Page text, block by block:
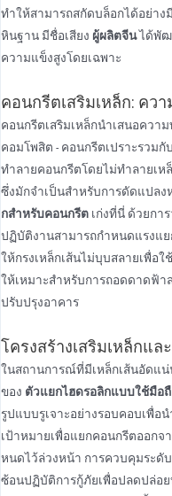
ทําให้สามารถสกัดบล็อกได้อย่า
หินฐาน มีชื่อเสียง ผู้ผลิตจีนได้พัฒ
ความแข็งสูงโดยเฉพาะ
คอนกรีตเสริมเหล็ก: คว
คอนกรีตเสริมเหล็กนําเสนอควา
คอมโพสิต - คอนกรีตเปราะรวมกั
ทําลายคอนกรีตโดยไม่ทําลายเห
ซึ่งมักจําเป็นสําหรับการดัดแปล
กสําหรับคอนกรีต เก่งที่นี่ ด้วยกา
ปฏิบัติงานสามารถกําหนดแรงแ
ให้กรงเหล็กเส้นไม่บุบสลายเพื่อ
ให้เหมาะสําหรับการถอดดาดฟ้า
ปรับปรุงอาคาร
โครงสร้างเสริมเหล็กแ
ในสถานการณ์ที่มีเหล็กเส้นอัดแ
ของ ตัวแยกไฮดรอลิกแบบใช้มือ
รูปแบบรูเจาะอย่างรอบคอบเพื่อ
เป้าหมายเพื่อแยกคอนกรีตออกจ
หนดไว้ล่วงหน้า การควบคุมระดั
ซ้อนปฏิบัติการกู้ภัยเพื่อปลดปล่อ